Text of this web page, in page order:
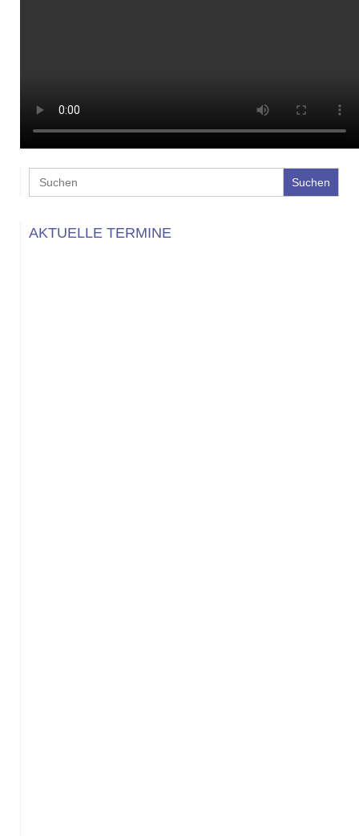
Search
for:
AKTUELLE TERMINE